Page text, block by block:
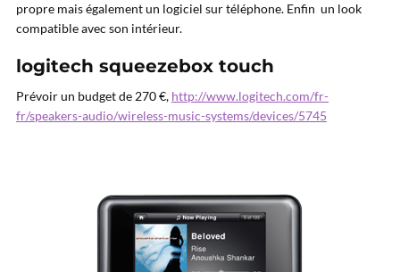
propre mais également un logiciel sur téléphone. Enfin un look
compatible avec son intérieur.
logitech squeezebox touch
Prévoir un budget de 270 €, http://www.logitech.com/fr-
fr/speakers-audio/wireless-music-systems/devices/5745